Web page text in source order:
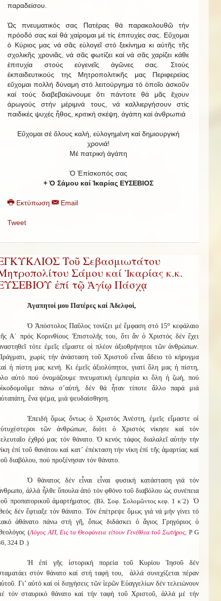
παραδείσου.
Ὡς πνευματικός σας Πατέρας θά παρακολουθῶ τήν
πρόοδό σας καί θά χαίρομαι μέ τίς ἐπιτυχίες σας. Εὔχομαι
ὁ Κύριος μας νά σᾶς εὐλογεῖ στό ξεκίνημα κι αὐτῆς τῆς
σχολικῆς χρονιᾶς, νά σᾶς φωτίζει καί νά σᾶς χαρίζει κάθε
ἐπιτυχία στούς εὐγενεῖς ἀγῶνες σας. Στούς
ἐκπαιδευτικούς της Μητροπολιτικῆς μας Περιφερείας
εὔχομαι πολλή δύναμη στό λειτούργημα τό ὁποῖο ἀσκοῦν
καί τούς διαβεβαιώνουμε ὅτι πάντοτε θά μᾶς ἔχουν
ἀρωγούς στήν μέριμνά τους, νά καλλιεργήσουν στίς
παιδικές ψυχές ἦθος, κριτική σκέψη, ἀγάπη καί ἀνθρωπιά
Εὔχομαι σέ ὅλους καλή, εὐλογημένη καί δημιουργική
χρονιά!
Μέ πατρική ἀγάπη
Ὁ Ἐπίσκοπός σας
+ Ὁ Σάμου καί Ἰκαρίας ΕΥΣΕΒΙΟΣ
Εκτύπωση Email
Tweet
Τοῦ Σεβασμιωτάτου
Σάμου καί Ἰκαρίας κ.κ.
ἐπί τῷ Ἁγίῳ Πάσχᾳ
Ἀγαπητοί μου Πατέρες καί Ἀδελφοί,
Ὁ Ἀπόστολος Παῦλος τονίζει μέ ἔμφαση στό 15ο κεφάλαιο
Α΄ πρός Κορινθίους Ἐπιστολῆς του, ὅτι ἄν ὁ Χριστός δέν ἔχει
τότε ἐμεῖς εἴμαστε οἱ πλέον ἀξιοθρήνητοι τῶν ἀνθρώπων.
χωρίς τήν ἀνάσταση τοῦ Χριστοῦ εἶναι ἄδειο τό κήρυγμα
ἡ πίστη μας κενή. Κι ἐμεῖς ἀξιολύπητοι, γιατί ὅλη μας ἡ πίστη,
αὐτό πού ὀνομάζουμε πνευματική ἐμπειρία κι ὅλη ἡ ζωή, πού
πάνω σ’αὐτή, δέν θά ἦταν τίποτε ἄλλο παρά μιά
ἕνα ψέμα, μιά ψευδαίσθηση.
Ἐπειδή ὅμως ὄντως ὁ Χριστός Ἀνέστη, ἐμεῖς εἴμαστε οἱ
τῶν ἀνθρώπων, διότι ὁ Χριστός νίκησε καί τόν
ἐχθρό μας τόν θάνατο. Ὁ κενός τάφος διαλαλεῖ αὐτήν τήν
ἐπί τοῦ θανάτου καί κατ’ ἐπέκταση τήν νίκη ἐπί τῆς ἁμαρτίας καί
διαβόλου, πού προξένησαν τόν θάνατο.
Ὁ θάνατος δέν εἶναι εἶναι φυσική κατάσταση γιά τόν
ἀλλά ἦλθε ὕπουλα ἀπό τόν φθόνο τοῦ διαβόλου ὡς συνέπεια
προπατορικοῦ ἁμαρτήματος. (Βλ. Σοφ. Σολομῶντος κεφ. 1 κ΄2)
Ὁ
δέν ἔφτιαξε τόν θάνατο. Τόν ἐπέτρεψε ὅμως γιά νά μήν γίνει τό
ἀθάνατο πάνω στή γῆ, ὅπως διδάσκει ὁ ἅγιος Γρηγόριος ὁ
(Λόγος ΑΠ, Εις τα Θεοφάνεια είτουν Γενέθλια τοῦ Σωτήρος, Ρ G
324 D .)
Ἡ ἐπί γῆς ἱστορική πορεία τοῦ Κυρίου Ἰησοῦ δέν
στόν θάνατο καί στή ταφή του, ἀλλά συνεχίζεται πέραν
Γι’ αὐτό καί οἱ διηγήσεις τῶν ἱερῶν Εὐαγγελίων δέν τελειώνουν
τόν σταυρικό θάνατο καί τήν ταφή τοῦ Χριστοῦ, ἀλλά μέ τήν